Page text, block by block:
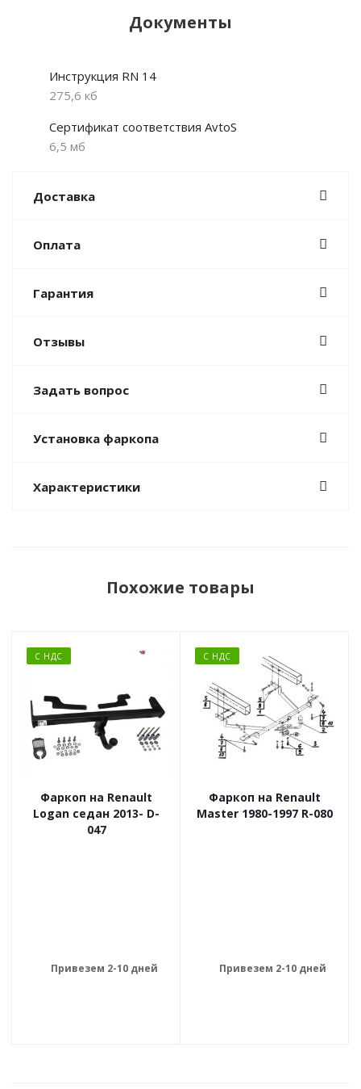
Документы
Инструкция RN 14
275,6 кб
Сертификат соответствия AvtoS
6,5 мб
Доставка
Оплата
Гарантия
Отзывы
Задать вопрос
Установка фаркопа
Характеристики
Похожие товары
С НДС
Фаркоп на Renault
Logan седан 2013- D-
047
Привезем 2-10 дней
С НДС
Фаркоп на Renault
Master 1980-1997 R-080
Привезем 2-10 дней